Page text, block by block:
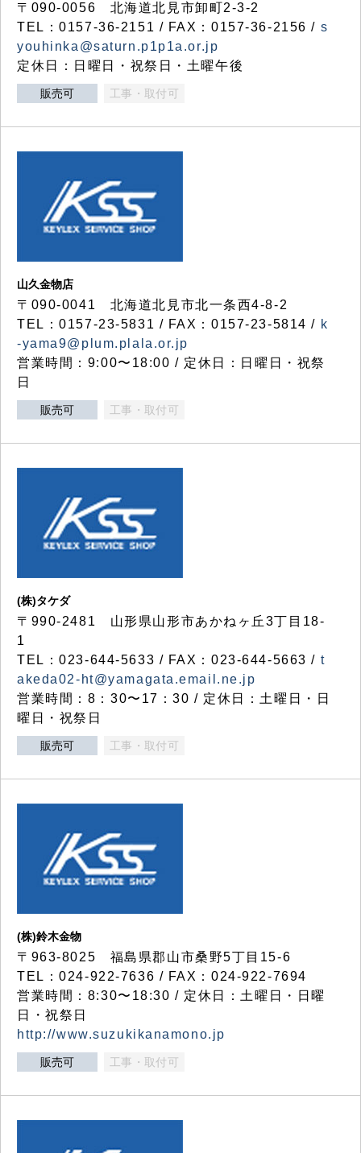
〒090-0056 北海道北見市卸町2-3-2
TEL：0157-36-2151 / FAX：0157-36-2156 / s
youhinka@saturn.p1p1a.or.jp
定休日：日曜日・祝祭日・土曜午後
販売可 工事・取付可
山久金物店
〒090-0041 北海道北見市北一条西4-8-2
TEL：0157-23-5831 / FAX：0157-23-5814 / k
-yama9@plum.plala.or.jp
営業時間：9:00〜18:00 / 定休日：日曜日・祝祭
日
販売可 工事・取付可
(株)タケダ
〒990-2481 山形県山形市あかねヶ丘3丁目18-
1
TEL：023-644-5633 / FAX：023-644-5663 / t
akeda02-ht@yamagata.email.ne.jp
営業時間：8：30〜17：30 / 定休日：土曜日・日
曜日・祝祭日
販売可 工事・取付可
(株)鈴木金物
〒963-8025 福島県郡山市桑野5丁目15-6
TEL：024-922-7636 / FAX：024-922-7694
営業時間：8:30〜18:30 / 定休日：土曜日・日曜
日・祝祭日
http://www.suzukikanamono.jp
販売可 工事・取付可